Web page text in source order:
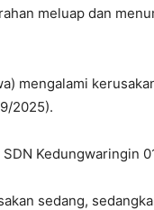
meluap dan
mengalami
2025).
Kedungwaringin
sedang,